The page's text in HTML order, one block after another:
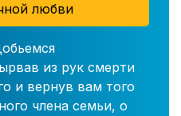
любви
из рук смерти
и вернув вам того
члена семьи, о